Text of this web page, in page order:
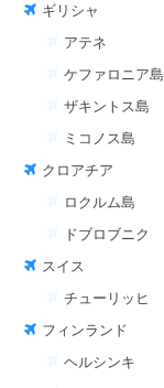
ギリシャ
アテネ
ケファロニア島
ザキントス島
ミコノス島
クロアチア
ロクルム島
ドブロブニク
スイス
チューリッヒ
フィンランド
ヘルシンキ